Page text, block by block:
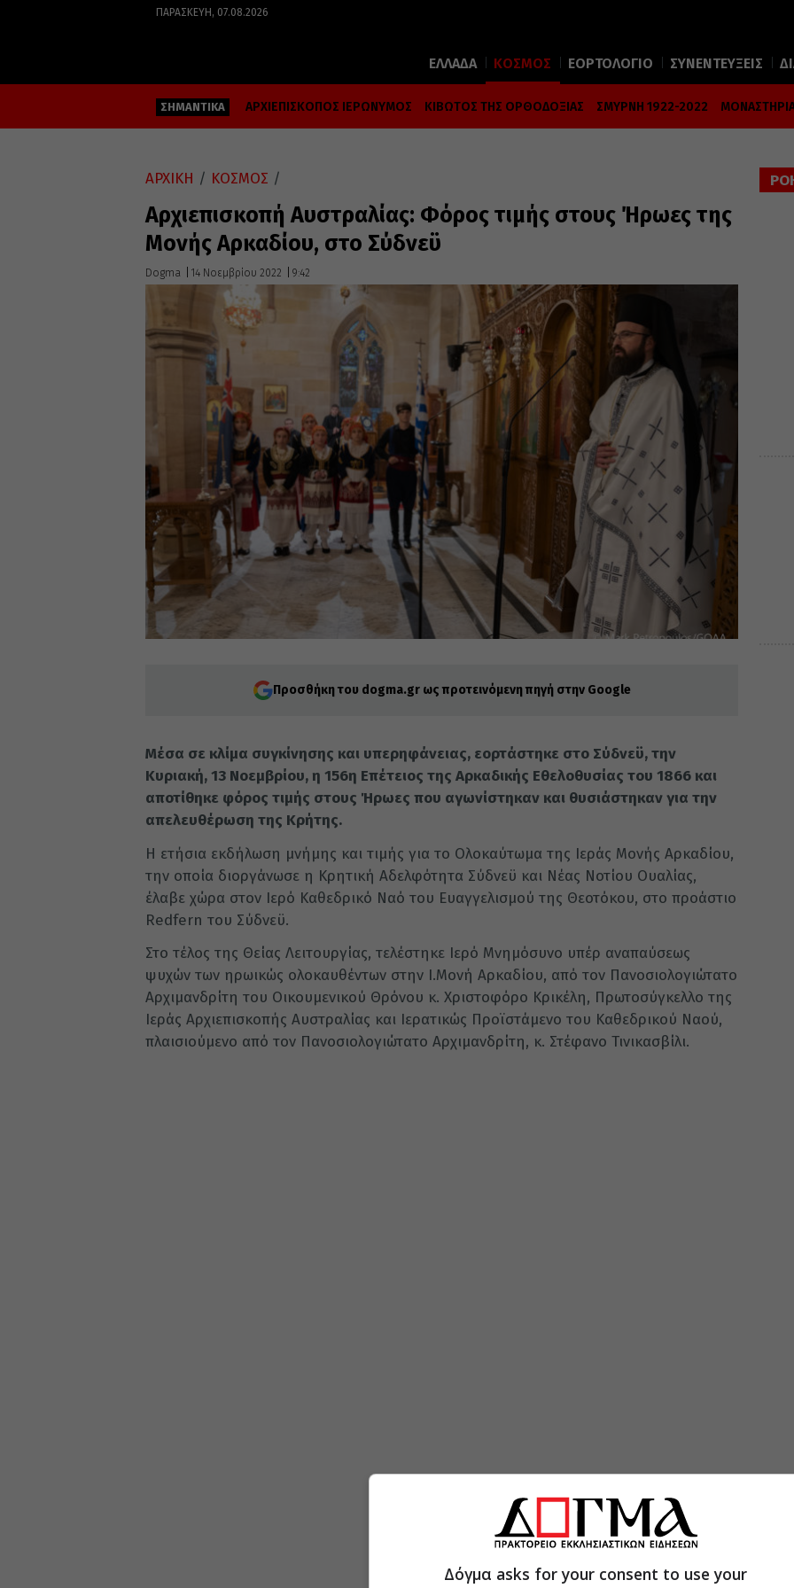
ΠΑΡΑΣΚΕΥΉ, 07.08.2026
ΕΛΛΑΔΑ ΚΟΣΜΟΣ ΕΟΡΤΟΛΟΓΙΟ ΣΥΝΕΝΤΕΥΞΕΙΣ
ΣΗΜΑΝΤΙΚΑ ΑΡΧΙΕΠΙΣΚΟΠΟΣ ΙΕΡΩΝΥΜΟΣ ΚΙΒΩΤΟΣ ΤΗΣ ΟΡΘΟΔΟΞΙΑΣ ΣΜΥΡΝΗ 1922-2022
ΑΡΧΙΚΗ / ΚΟΣΜΟΣ /
Αρχιεπισκοπή Αυστραλίας: Φόρος τιμής στους Ήρωες της
Μονής Αρκαδίου, στο Σύδνεϋ
Dogma 14 Νοεμβρίου 2022 9:42
Προσθήκη του dogma.gr ως προτεινόμενη πηγή στην Google
Μέσα σε κλίμα συγκίνησης και υπερηφάνειας, εορτάστηκε στο Σύδνεϋ, την
Κυριακή, 13 Νοεμβρίου, η 156η Επέτειος της Αρκαδικής Εθελοθυσίας του 1866 και
αποτίθηκε φόρος τιμής στους Ήρωες που αγωνίστηκαν και θυσιάστηκαν για την
απελευθέρωση της Κρήτης.
Η ετήσια εκδήλωση μνήμης και τιμής για το Ολοκαύτωμα της Ιεράς Μονής Αρκαδίου,
την οποία διοργάνωσε η Κρητική Αδελφότητα Σύδνεϋ και Νέας Νοτίου Ουαλίας,
έλαβε χώρα στον Ιερό Καθεδρικό Ναό του Ευαγγελισμού της Θεοτόκου, στο προάστιο
Redfern του Σύδνεϋ.
Στο τέλος της Θείας Λειτουργίας, τελέστηκε Ιερό Μνημόσυνο υπέρ αναπαύσεως
ψυχών των ηρωικώς ολοκαυθέντων στην Ι.Μονή Αρκαδίου, από τον Πανοσιολογιώτατο
Αρχιμανδρίτη του Οικουμενικού Θρόνου κ. Χριστοφόρο Κρικέλη, Πρωτοσύγκελλο της
Ιεράς Αρχιεπισκοπής Αυστραλίας και Ιερατικώς Προϊστάμενο του Καθεδρικού Ναού,
πλαισιούμενο από τον Πανοσιολογιώτατο Αρχιμανδρίτη, κ. Στέφανο Τινικασβίλι.
Δόγμα asks for your consent to use your